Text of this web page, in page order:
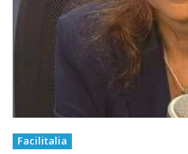
Facilitalia